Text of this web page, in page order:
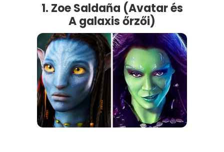
1. Zoe Saldaña (Avatar és
A galaxis őrzői)